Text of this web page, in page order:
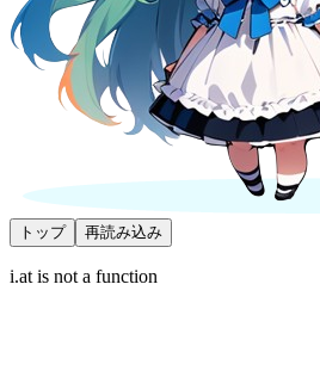
トップ 再読み込み
i.at is not a function